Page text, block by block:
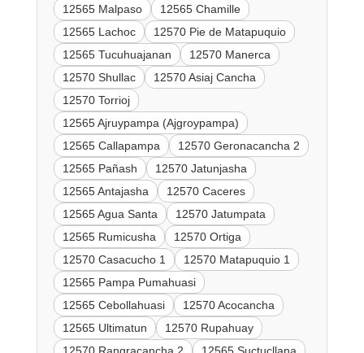
12565 Malpaso
12565 Chamille
12565 Lachoc
12570 Pie de Matapuquio
12565 Tucuhuajanan
12570 Manerca
12570 Shullac
12570 Asiaj Cancha
12570 Torrioj
12565 Ajruypampa (Ajgroypampa)
12565 Callapampa
12570 Geronacancha 2
12565 Pañash
12570 Jatunjasha
12565 Antajasha
12570 Caceres
12565 Agua Santa
12570 Jatumpata
12565 Rumicusha
12570 Ortiga
12570 Casacucho 1
12570 Matapuquio 1
12565 Pampa Pumahuasi
12565 Cebollahuasi
12570 Acocancha
12565 Ultimatun
12570 Rupahuay